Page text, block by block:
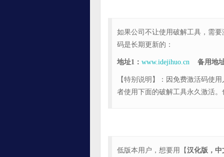
如果公司不让使用破解工具，需
码是长期更新的：
地址1： www.idejihuo.cn 备用地
【特别说明】：因免费激活码使
者使用下面的破解工具永久激活
低版本用户，想要用【汉化版，中